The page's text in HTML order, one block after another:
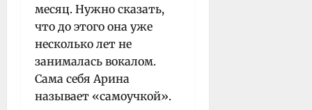
месяц. Нужно сказать,
что до этого она уже
несколько лет не
занималась вокалом.
Сама себя Арина
называет «самоучкой».